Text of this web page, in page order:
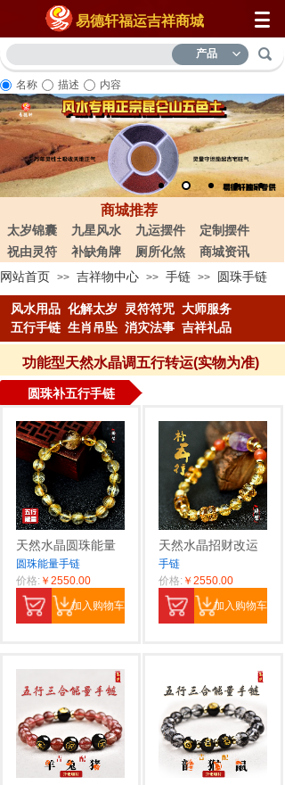
易德轩福运吉祥商城
产品
名称 描述 内容
网站首页 >> 吉祥物中心 >> 手链 >> 圆珠手链
风水用品 化解太岁 灵符符咒 大师服务
五行手链 生肖吊坠 消灾法事 吉祥礼品
功能型天然水晶调五行转运(实物为准)
圆珠补五行手链
天然水晶圆珠能量
圆珠能量手链
价格: ￥2550.00
加入购物车
天然水晶招财改运
手链
价格: ￥2550.00
加入购物车
太岁锦囊 九星风水 九运摆件
定制摆件
祝由灵符
补缺角牌 厕所化煞 商城资讯
商城推荐